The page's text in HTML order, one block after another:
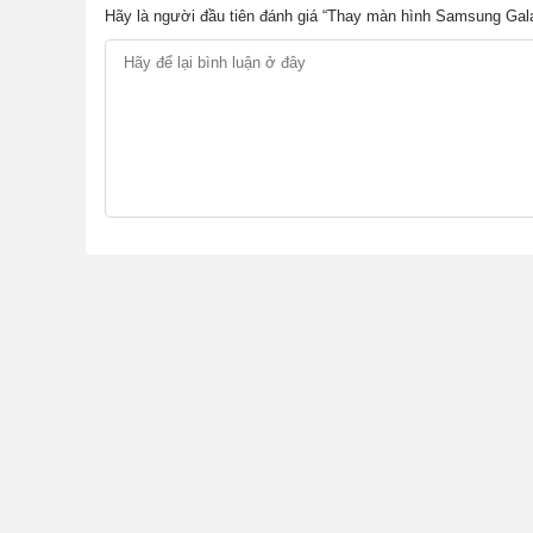
Hãy là người đầu tiên đánh giá “Thay màn hình Samsung